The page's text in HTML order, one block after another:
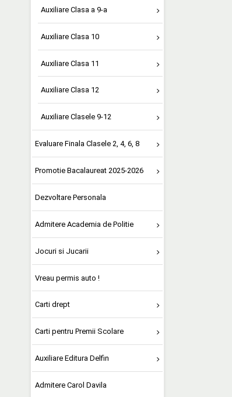
Auxiliare Clasa a 9-a
Auxiliare Clasa 10
Auxiliare Clasa 11
Auxiliare Clasa 12
Auxiliare Clasele 9-12
Evaluare Finala Clasele 2, 4, 6, 8
Promotie Bacalaureat 2025-2026
Dezvoltare Personala
Admitere Academia de Politie
Jocuri si Jucarii
Vreau permis auto !
Carti drept
Carti pentru Premii Scolare
Auxiliare Editura Delfin
Admitere Carol Davila